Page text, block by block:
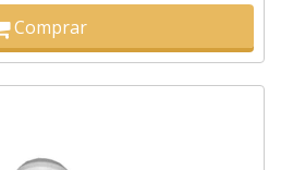
Comprar